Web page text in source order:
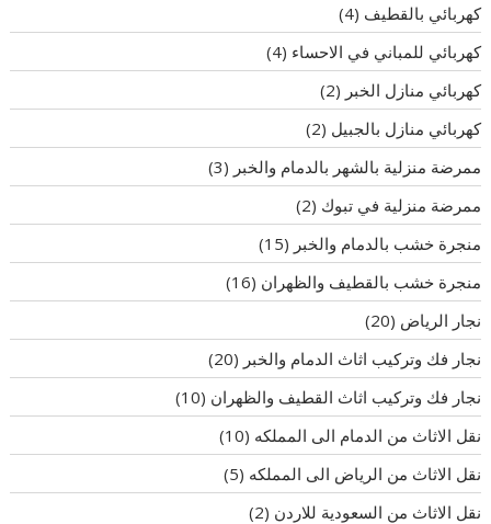
كهربائي بالقطيف (4)
كهربائي للمباني في الاحساء (4)
كهربائي منازل الخبر (2)
كهربائي منازل بالجبيل (2)
ممرضة منزلية بالشهر بالدمام والخبر (3)
ممرضة منزلية في تبوك (2)
منجرة خشب بالدمام والخبر (15)
منجرة خشب بالقطيف والظهران (16)
نجار الرياض (20)
نجار فك وتركيب اثاث الدمام والخبر (20)
نجار فك وتركيب اثاث القطيف والظهران (10)
نقل الاثاث من الدمام الى المملكه (10)
نقل الاثاث من الرياض الى المملكه (5)
نقل الاثاث من السعودية للاردن (2)